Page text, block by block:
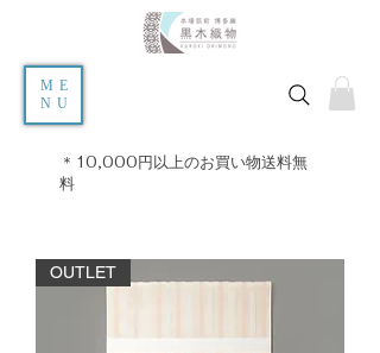
ME
NU
＊10,000円以上のお買い物送料無
料
OUTLET